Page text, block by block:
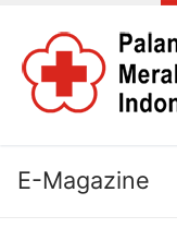
konten
E-Magazine